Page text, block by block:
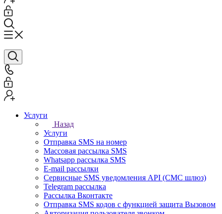
Услуги
Назад
Услуги
Отправка SMS на номер
Массовая рассылка SMS
Whatsapp рассылка SMS
E-mail рассылки
Сервисные SMS уведомления API (СМС шлюз)
Telegram рассылка
Рассылка Вконтакте
Отправка SMS кодов с функцией защита Вызовом